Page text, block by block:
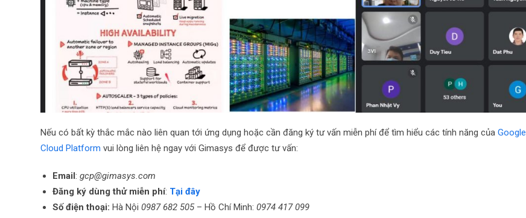
Nếu có bất kỳ thắc mắc nào liên quan tới ứng dụng hoặc cần đăng ký tư vấn miễn phí để tìm hiểu các tính năng củaGoogle
Cloud Platform vui lòng liên hệ ngay với Gimasys để được tư vấn:
Email:gcp@gimasys.com
Đăng ký dùng thử miễn phí: Tại đây
Số điện thoại: Hà Nội0987 682 505– Hồ Chí Minh:0974 417 099